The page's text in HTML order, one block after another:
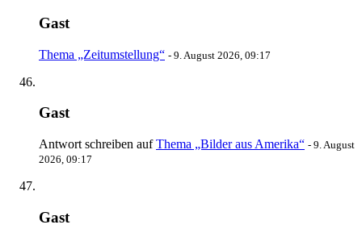
Gast
Thema „Zeitumstellung“ - 9. August 2026, 09:17
Gast
Antwort schreiben aufThema „Bilder aus Amerika“ - 9. August
2026, 09:17
Gast